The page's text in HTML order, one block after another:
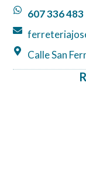
607 336 483
Calle San